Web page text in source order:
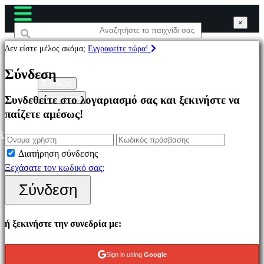
Παιχνίδια
Επιλεγμένο
Νέα
παιχνίδια
Παιχνίδια
παίξετε
δωρεάν
Σύνδεση
Εγγραφείτε
×
Δεν είστε μέλος ακόμα; Εγγραφείτε τώρα!
Σύνδεση
Συνδεθείτε στο λογαριασμό σας και ξεκινήστε να
παίζετε αμέσως!
Διατήρηση σύνδεσης
Ξεχάσατε τον κωδικό σας;
Σύνδεση
ή ξεκινήστε την συνεδρία με:
Sign in using Google
×
×